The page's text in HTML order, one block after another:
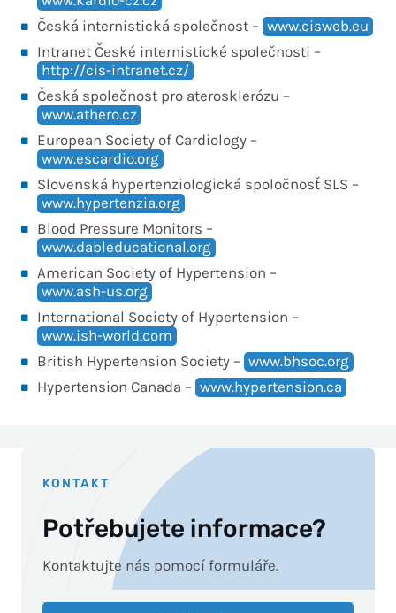
Česká internistická společnost – www.cisweb.eu
Intranet České internistické společnosti –
http://cis-intranet.cz/
Česká společnost pro aterosklerózu –
www.athero.cz
European Society of Cardiology –
www.escardio.org
Slovenská hypertenziologická spoločnosť SLS –
www.hypertenzia.org
Blood Pressure Monitors –
www.dableducational.org
American Society of Hypertension –
www.ash-us.org
International Society of Hypertension –
www.ish-world.com
British Hypertension Society – www.bhsoc.org
Hypertension Canada – www.hypertension.ca
KONTAKT
Potřebujete informace?
Kontaktujte nás pomocí formuláře.